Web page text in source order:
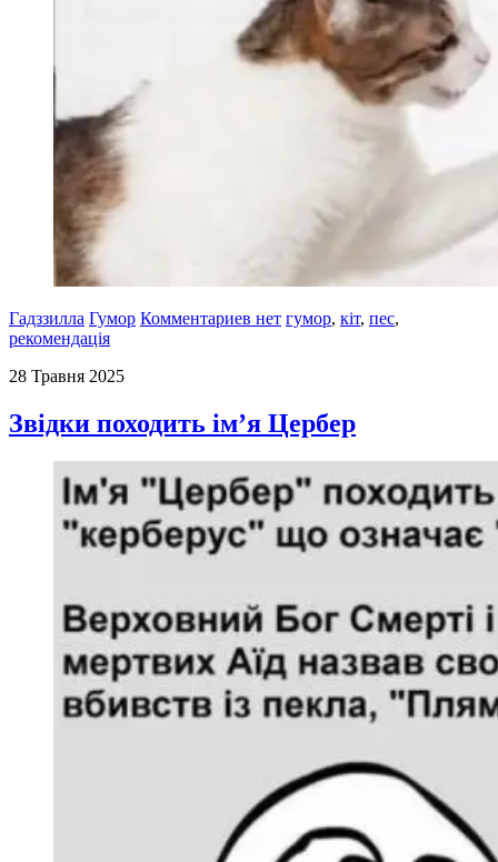
Гадззилла Гумор Комментариев нет гумор, кіт, пес,
рекомендація
28 Травня 2025
Звідки походить ім’я Цербер